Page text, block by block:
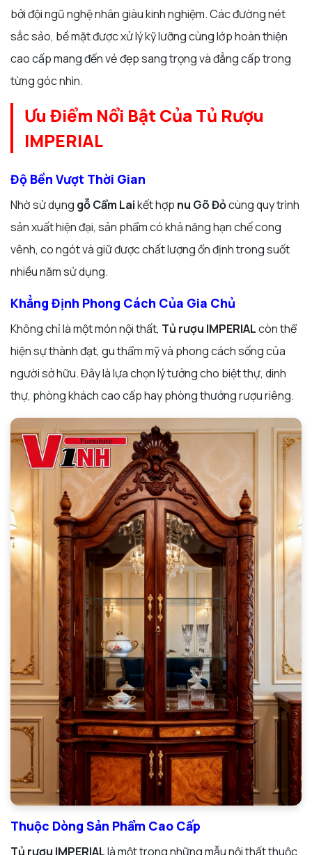
bởi đội ngũ nghệ nhân giàu kinh nghiệm. Các đường nét
sắc sảo, bề mặt được xử lý kỹ lưỡng cùng lớp hoàn thiện
cao cấp mang đến vẻ đẹp sang trọng và đẳng cấp trong
từng góc nhìn.
Ưu Điểm Nổi Bật Của Tủ Rượu
IMPERIAL
Độ Bền Vượt Thời Gian
Nhờ sử dụng gỗ Cẩm Laikết hợp nu Gõ Đỏcùng quy trình
sản xuất hiện đại, sản phẩm có khả năng hạn chế cong
vênh, co ngót và giữ được chất lượng ổn định trong suốt
nhiều năm sử dụng.
Khẳng Định Phong Cách Của Gia Chủ
Không chỉ là một món nội thất, Tủ rượu IMPERIALcòn thể
hiện sự thành đạt, gu thẩm mỹ và phong cách sống của
người sở hữu. Đây là lựa chọn lý tưởng cho biệt thự, dinh
thự, phòng khách cao cấp hay phòng thưởng rượu riêng.
Thuộc Dòng Sản Phẩm Cao Cấp
Tủ rượu IMPERIALlà một trong những mẫu nội thất thuộc